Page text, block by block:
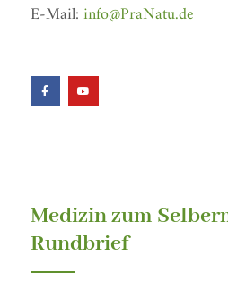
E-Mail:info@PraNatu.de
F
a
Y
o
Medizin zum
Rundbrief